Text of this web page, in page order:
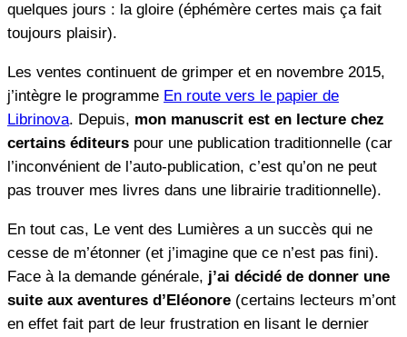
quelques jours : la gloire (éphémère certes mais ça fait
toujours plaisir).
Les ventes continuent de grimper et en novembre 2015,
j’intègre le programme En route vers le papier de
Librinova. Depuis, mon manuscrit est en lecture chez
certains éditeurs pour une publication traditionnelle (car
l’inconvénient de l’auto-publication, c’est qu’on ne peut
pas trouver mes livres dans une librairie traditionnelle).
En tout cas, Le vent des Lumières a un succès qui ne
cesse de m’étonner (et j’imagine que ce n’est pas fini).
Face à la demande générale, j’ai décidé de donner une
suite aux aventures d’Eléonore (certains lecteurs m’ont
en effet fait part de leur frustration en lisant le dernier